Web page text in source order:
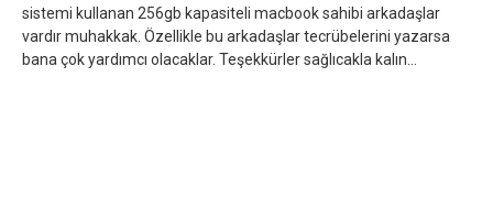
sistemi kullanan 256gb kapasiteli macbook sahibi arkadaşlar
vardır muhakkak. Özellikle bu arkadaşlar tecrübelerini yazarsa
bana çok yardımcı olacaklar. Teşekkürler sağlıcakla kalın...